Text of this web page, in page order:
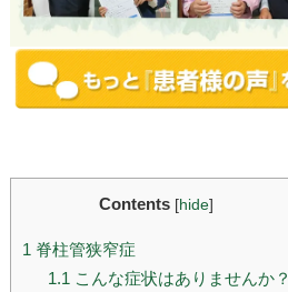
Contents [hide]
1 脊柱管狭窄症
1.1 こんな症状はありませんか？